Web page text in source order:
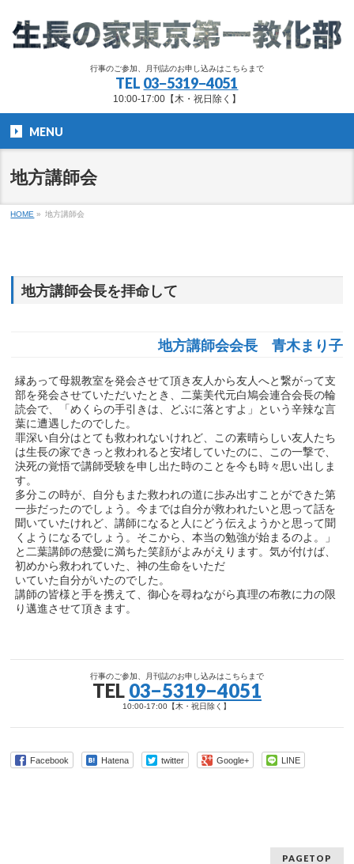
行事のご参加、月刊誌のお申し込みはこちらまで
TEL 03−5319−4051
10:00-17:00【木・祝日除く】
MENU
地方講師会
HOME » 地方講師会
地方講師会長を拝命して
地方講師会会長 青木まり子
縁あって母親教室を発会させて頂き友人から友人へと繋がって支
部を発会させていただいたとき、二葉美代元白鳩会連合会長の輪
読会で、「めくらの手引きは、どぶに落とすよ」という辛辣な言
葉に遭遇したのでした。
罪深い自分はとても救われないけれど、この素晴らしい友人たち
は生長の家できっと救われると安堵していたのに、この一撃で、
決死の覚悟で講師受験を申し出た時のことを今も時々思い出しま
す。
多分この時が、自分もまた救われの道に歩み出すことができた第
一歩だったのでしょう。今までは自分が救われたいと思って話を
聞いていたけれど、講師になると人にどう伝えようかと思って聞
くようになるでしょう。そこから、本当の勉強が始まるのよ。」
と二葉講師の慈愛に満ちた笑顔がよみがえります。気が付けば、
初めから救われていた、神の生命をいただ
いていた自分がいたのでした。
講師の皆様と手を携えて、御心を尋ねながら真理の布教に力の限
り邁進させて頂きます。
行事のご参加、月刊誌のお申し込みはこちらまで
TEL 03−5319−4051
10:00-17:00【木・祝日除く】
Facebook Hatena twitter Google+ LINE
PAGETOP